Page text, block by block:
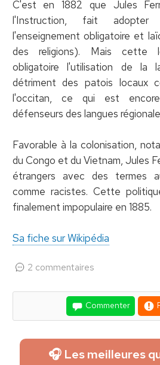
C'est en 1882 que Jules
l'Instruction, fait
l'enseignement obligatoire et
des religions). Mais cette
obligatoire l'utilisation de la
détriment des patois locaux
l'occitan, ce qui est
défenseurs des langues
Favorable à la colonisation,
du Congo et du Vietnam, Jules
étrangers avec des termes
comme racistes. Cette
finalement impopulaire en 1885.
Sa fiche sur Wikipédia
2 commentaires
Commenter
🎧 Les meilleures